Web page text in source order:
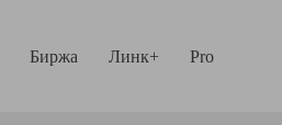
Биржа Линк+ Pro